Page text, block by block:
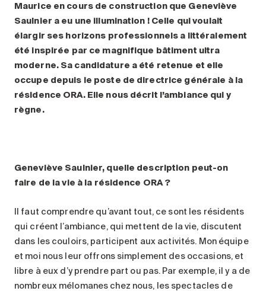
À propos
Nouvelles
FAQ
Rechercher&nbsp;:
Maurice en cours de construction que Geneviève
Saulnier a eu une illumination ! Celle qui voulait
élargir ses horizons professionnels a littéralement
été inspirée par ce magnifique bâtiment ultra
moderne. Sa candidature a été retenue et elle
occupe depuis le poste de directrice générale à la
résidence ORA. Elle nous décrit l’ambiance qui y
règne.
Geneviève Saulnier, quelle description peut-on
faire de la vie à la résidence ORA ?
Il faut comprendre qu’avant tout, ce sont les résidents
qui créent l’ambiance, qui mettent de la vie, discutent
dans les couloirs, participent aux activités. Mon équipe
et moi nous leur offrons simplement des occasions, et
libre à eux d’y prendre part ou pas. Par exemple, il y a de
nombreux mélomanes chez nous, les spectacles de